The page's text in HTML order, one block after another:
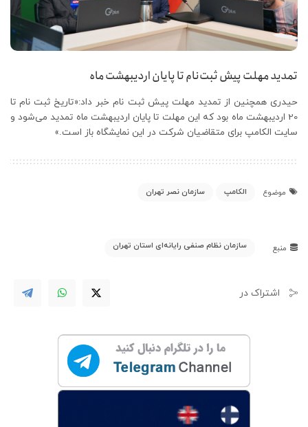
تمدید مهلت پیش ثبت‌نام تا پایان اردیبهشت ماه
حیدری همچنین از تمدید مهلت پیش ثبت نام خبر داد:«تاریخ ثبت نام تا
20 اردیبهشت ماه بود که این مهلت تا پایان اردیبهشت ماه تمدید می‌شود و
سایت الکامپ برای متقاضیان شرکت در این نمایشگاه باز است.»
موضوع الکامپ سازمان نصر تهران
منبع سازمان نظام صنفی رایانه‌ای استان تهران
اشتراک در